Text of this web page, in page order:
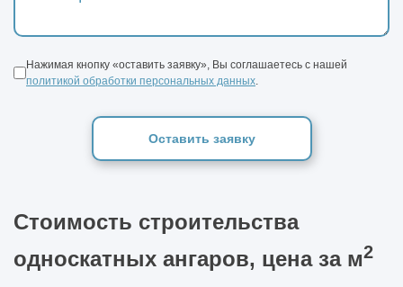
Нажимая кнопку «оставить заявку», Вы соглашаетесь с нашей
политикой обработки персональных данных.
Оставить заявку
Стоимость строительства
односкатных ангаров, цена за м2